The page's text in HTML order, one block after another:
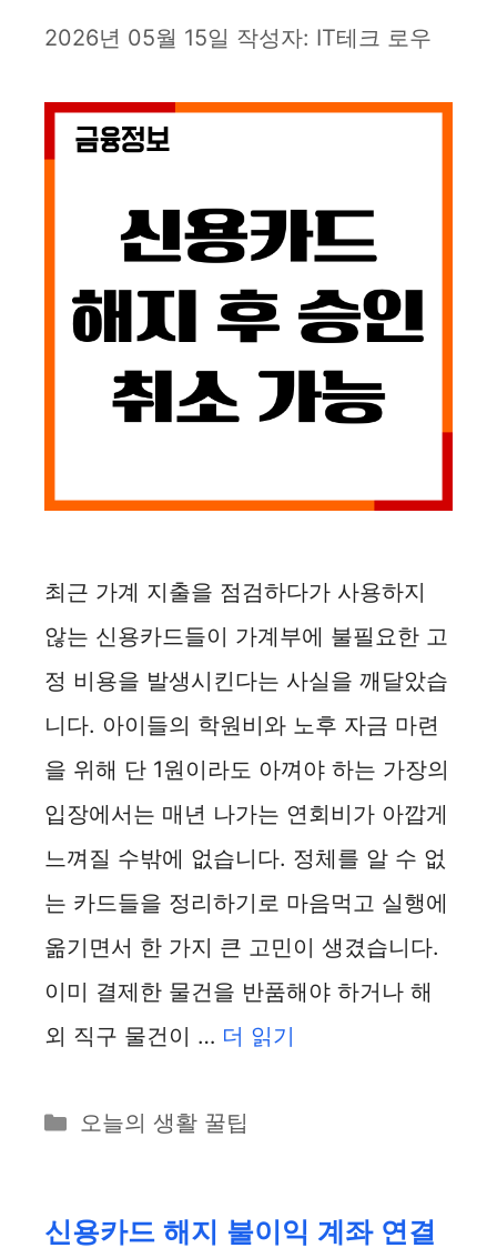
2026년 05월 15일 작성자: IT테크 로우
최근 가계 지출을 점검하다가 사용하지
않는 신용카드들이 가계부에 불필요한 고
정 비용을 발생시킨다는 사실을 깨달았습
니다. 아이들의 학원비와 노후 자금 마련
을 위해 단 1원이라도 아껴야 하는 가장의
입장에서는 매년 나가는 연회비가 아깝게
느껴질 수밖에 없습니다. 정체를 알 수 없
는 카드들을 정리하기로 마음먹고 실행에
옮기면서 한 가지 큰 고민이 생겼습니다.
이미 결제한 물건을 반품해야 하거나 해
외 직구 물건이 … 더 읽기
카
리
오늘의 생활 꿀팁
신용카드 해지 불이익 계좌 연결